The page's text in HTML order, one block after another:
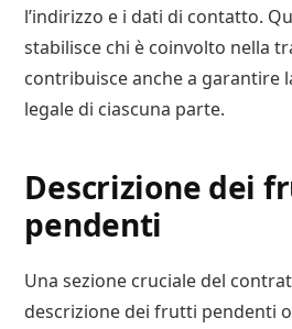
l’indirizzo e i dati di contatto.
stabilisce chi è coinvolto nella
contribuisce anche a garantire
legale di ciascuna parte.
Descrizione dei
pendenti
Una sezione cruciale del
descrizione dei frutti pendenti